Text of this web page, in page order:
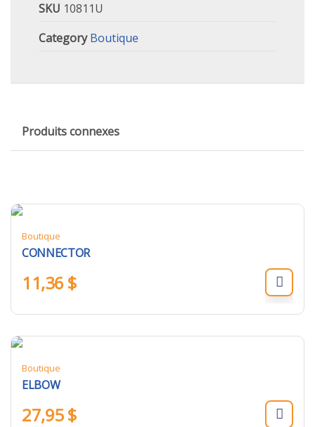
SKU 10811U
Category Boutique
Produits connexes
Boutique
CONNECTOR
11,36 $
Boutique
ELBOW
27,95$